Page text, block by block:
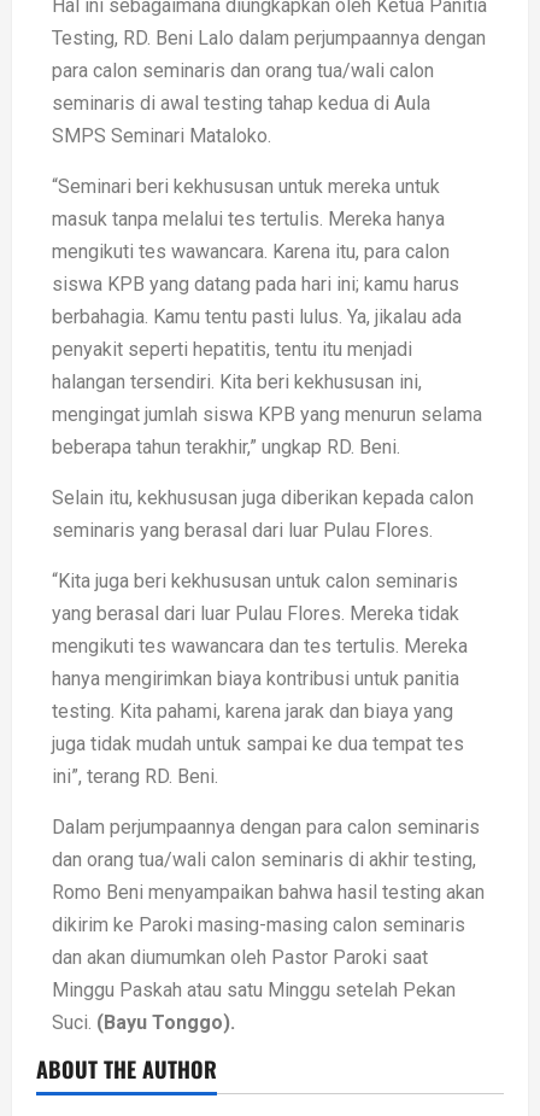
Hal ini sebagaimana diungkapkan oleh Ketua Panitia
Testing, RD. Beni Lalo dalam perjumpaannya dengan
para calon seminaris dan orang tua/wali calon
seminaris di awal testing tahap kedua di Aula
SMPS Seminari Mataloko.
“Seminari beri kekhususan untuk mereka untuk
masuk tanpa melalui tes tertulis. Mereka hanya
mengikuti tes wawancara. Karena itu, para calon
siswa KPB yang datang pada hari ini; kamu harus
berbahagia. Kamu tentu pasti lulus. Ya, jikalau ada
penyakit seperti hepatitis, tentu itu menjadi
halangan tersendiri. Kita beri kekhususan ini,
mengingat jumlah siswa KPB yang menurun selama
beberapa tahun terakhir,” ungkap RD. Beni.
Selain itu, kekhususan juga diberikan kepada calon
seminaris yang berasal dari luar Pulau Flores.
“Kita juga beri kekhususan untuk calon seminaris
yang berasal dari luar Pulau Flores. Mereka tidak
mengikuti tes wawancara dan tes tertulis. Mereka
hanya mengirimkan biaya kontribusi untuk panitia
testing. Kita pahami, karena jarak dan biaya yang
juga tidak mudah untuk sampai ke dua tempat tes
ini”, terang RD. Beni.
Dalam perjumpaannya dengan para calon seminaris
dan orang tua/wali calon seminaris di akhir testing,
Romo Beni menyampaikan bahwa hasil testing akan
dikirim ke Paroki masing-masing calon seminaris
dan akan diumumkan oleh Pastor Paroki saat
Minggu Paskah atau satu Minggu setelah Pekan
Suci. (Bayu Tonggo).
ABOUT THE AUTHOR